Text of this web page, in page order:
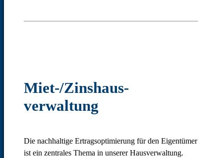
Miet-/Zinshaus­
verwaltung
Die nachhaltige Ertragsoptimierung für den Eigentümer
ist ein zentrales Thema in unserer Hausverwaltung.